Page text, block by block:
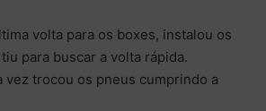
volta para os boxes, instalou os
para buscar a volta rápida.
vez trocou os pneus cumprindo a